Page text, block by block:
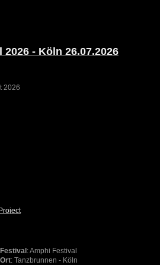
- Köln 26.07.2026
2026
Festival : Amphi Festival
Ort: Tanzbrunnen - Köln